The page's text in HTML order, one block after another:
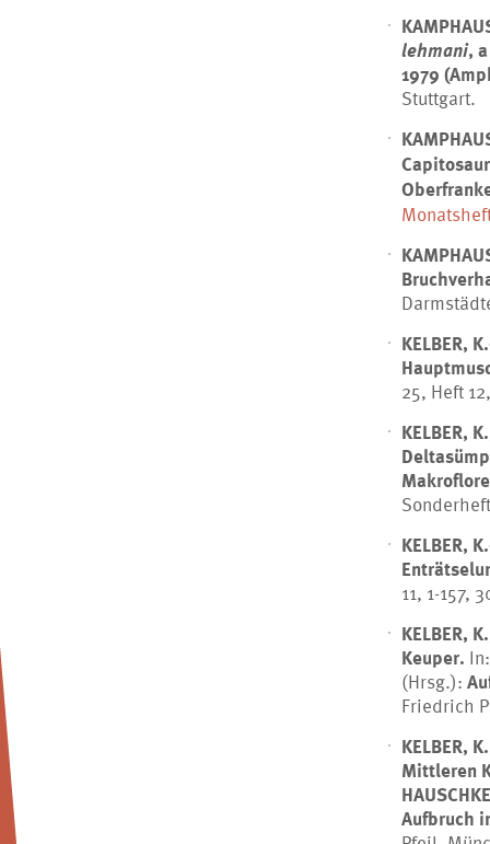
lehmani,
1979
Stuttgart.
KELBER,
25, Heft
KELBER,
KELBER,
11, 1-157,
KELBER,
Keuper.
(Hrsg.):
Friedrich
KELBER,
Mittleren
Aufbruch